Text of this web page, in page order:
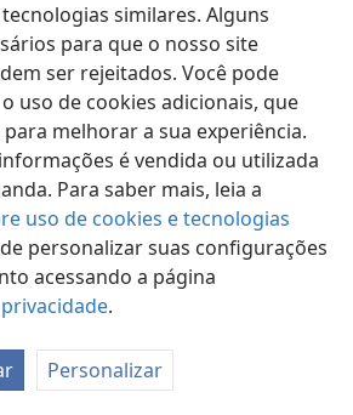
similares. Alguns
para que o nosso site
ser rejeitados. Você pode
uso de cookies adicionais, que
melhorar a sua experiência.
é vendida ou utilizada
Para saber mais, leia a
uso de cookies e tecnologias
personalizar suas configurações
acessando a página
.
Personalizar
(Brasil) Preferências
Tower Bible and Tract Society of Pennsylvania
de Uso
Política de Privacidade
de Privacidade
JW.ORG Login